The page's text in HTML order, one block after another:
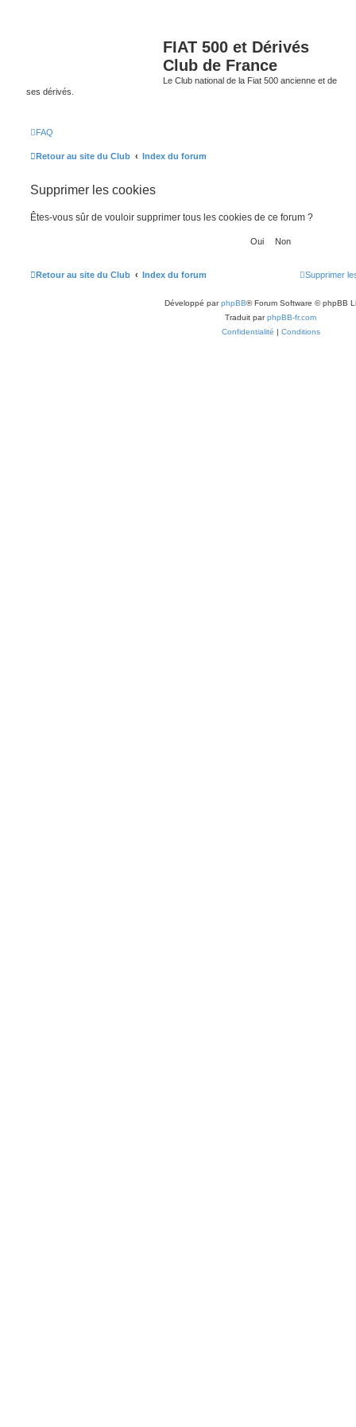
FIAT 500 et Dérivés
Club de France
Le Club national de la Fiat 500 ancienne et de
ses dérivés.
FAQ
Retour au site du Club Index du forum
Supprimer les cookies
Êtes-vous sûr de vouloir supprimer tous les cookies de ce forum ?
Retour au site du Club Index du forum Supprimer
Développé parphpBB® Forum Software © phpBB
Traduit parphpBB-fr.com
Confidentialité | Conditions